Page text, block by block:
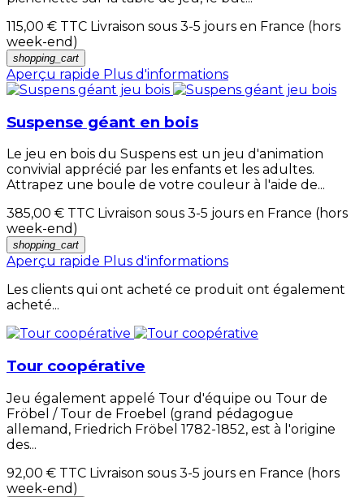
115,00 € TTC Livraison sous 3-5 jours en France (hors
week-end)
shopping_cart
Aperçu rapide Plus d'informations
Suspense géant en bois
Le jeu en bois du Suspens est un jeu d'animation
convivial apprécié par les enfants et les adultes.
Attrapez une boule de votre couleur à l'aide de...
385,00 € TTC Livraison sous 3-5 jours en France (hors
week-end)
shopping_cart
Aperçu rapide Plus d'informations
Les clients qui ont acheté ce produit ont également
acheté...
Tour coopérative
Jeu également appelé Tour d'équipe ou Tour de
Fröbel / Tour de Froebel (grand pédagogue
allemand, Friedrich Fröbel 1782-1852, est à l'origine
des...
92,00 € TTC Livraison sous 3-5 jours en France (hors
week-end)